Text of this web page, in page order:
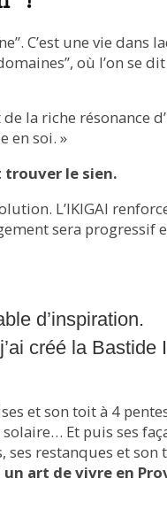
C’est une vie dans
où l’on se dit
la riche résonance
en soi. »
trouver le sien.
L’IKIGAI
sera progressif
d’inspiration.
créé la Bastide
et son toit à 4
Et puis ses
ses restanques et son
art de vivre en